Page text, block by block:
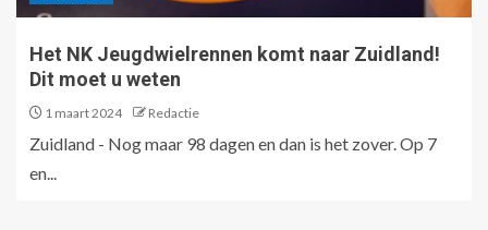
Het NK Jeugdwielrennen komt naar Zuidland!
Dit moet u weten
1 maart 2024 Redactie
Zuidland - Nog maar 98 dagen en dan is het zover. Op 7
en...